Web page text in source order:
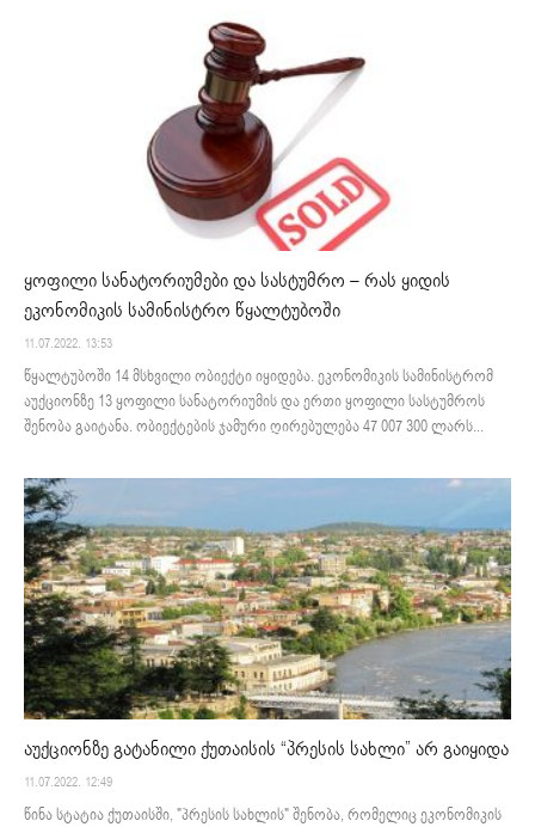
ყოფილი სანატორიუმები და სასტუმრო – რას ყიდის
ეკონომიკის სამინისტრო წყალტუბოში
11.07.2022. 13:53
წყალტუბოში 14 მსხვილი ობიექტი იყიდება. ეკონომიკის სამინისტრომ
აუქციონზე 13 ყოფილი სანატორიუმის და ერთი ყოფილი სასტუმროს
შენობა გაიტანა. ობიექტების ჯამური ღირებულება 47 007 300 ლარს...
აუქციონზე გატანილი ქუთაისის “პრესის სახლი” არ გაიყიდა
11.07.2022. 12:49
წინა სტატია ქუთაისში, "პრესის სახლის" შენობა, რომელიც ეკონომიკის